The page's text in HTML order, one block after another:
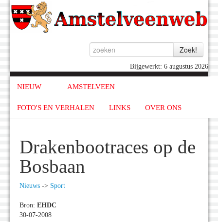
Bijgewerkt: 6 augustus 2026
NIEUW AMSTELVEEN
FOTO'S EN VERHALEN LINKS OVER ONS
Drakenbootraces op de
Bosbaan
Nieuws -> Sport
Bron: EHDC
30-07-2008